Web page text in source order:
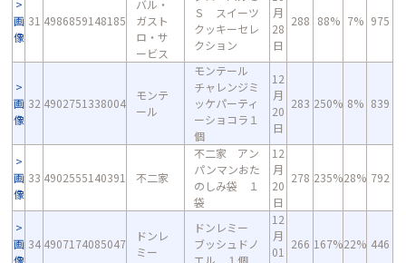
画
像
31 4986859148185
バル・
ガスト
ロ・サ
ービス
Ｓ スイーツ
クッキーセレ
クション
月
28
日
288 88% 7% 975
画
像
32 4902751338004
モンテ
ール
モンテール
チャレンジミ
ッケパーティ
ーショコラ１
個
12
月
20
日
283 250% 8% 839
画
像
33 4902555140391 不二家
不二家 アン
パンマンおた
のしみ袋 １
袋
12
月
20
日
278 235%28% 792
画
像
34 4907174085047
ドンレ
ミー
ドンレミー
ブッシュドノ
エル １個
12
月
01
266 167%22% 446